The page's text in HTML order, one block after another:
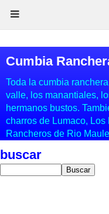
Cumbia
Toda la cumbia
valle, los manantiales,
hermanos bustos.
charros de Lumaco,
Rancheros de Rio
buscar